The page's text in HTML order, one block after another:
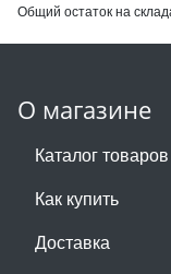
Общий остаток на
О магазине
Каталог товаров
Как купить
Доставка